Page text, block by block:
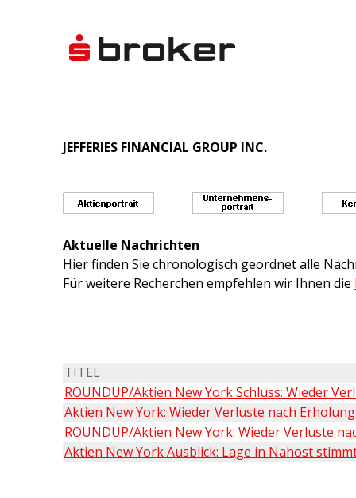
JEFFERIES FINANCIAL GROUP INC.
Aktuelle Nachrichten
Hier finden Sie chronologisch geordnet alle
Für weitere Recherchen empfehlen wir Ihnen die
TITEL
ROUNDUP/Aktien New York Schluss: Wieder
Aktien New York: Wieder Verluste nach
ROUNDUP/Aktien New York: Wieder Verluste
Aktien New York Ausblick: Lage in Nahost